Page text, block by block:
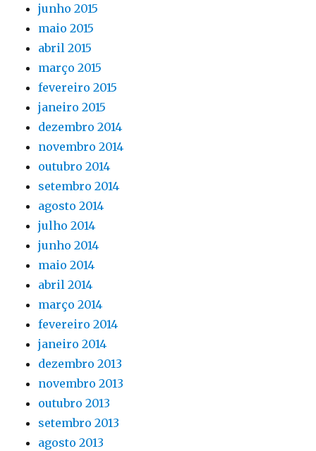
junho 2015
maio 2015
abril 2015
março 2015
fevereiro 2015
janeiro 2015
dezembro 2014
novembro 2014
outubro 2014
setembro 2014
agosto 2014
julho 2014
junho 2014
maio 2014
abril 2014
março 2014
fevereiro 2014
janeiro 2014
dezembro 2013
novembro 2013
outubro 2013
setembro 2013
agosto 2013